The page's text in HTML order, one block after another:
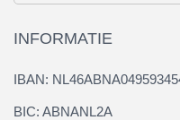
INFORMATIE
IBAN:
BIC: ABNANL2A